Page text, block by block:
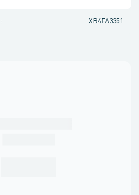
: XB4FA3351